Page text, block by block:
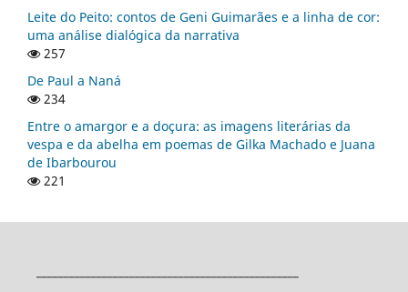
Leite do Peito: contos de Geni Guimarães e a linha de cor:
uma análise dialógica da narrativa
257
De Paul a Naná
234
Entre o amargor e a doçura: as imagens literárias da
vespa e da abelha em poemas de Gilka Machado e Juana
de Ibarbourou
221